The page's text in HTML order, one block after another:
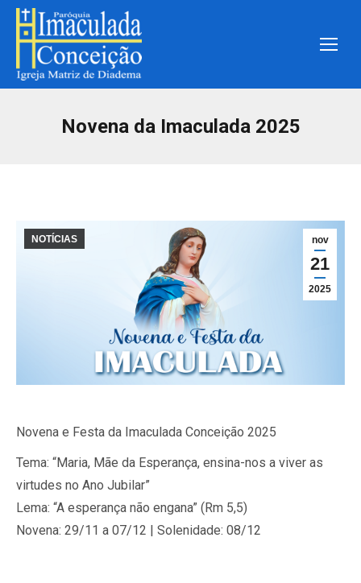
Novena da Imaculada 2025
nov
21
2025
NOTÍCIAS
Novena e Festa da Imaculada Conceição 2025
Tema: “Maria, Mãe da Esperança, ensina-nos a viver as
virtudes no Ano Jubilar”
Lema: “A esperança não engana” (Rm 5,5)
Novena: 29/11 a 07/12 | Solenidade: 08/12